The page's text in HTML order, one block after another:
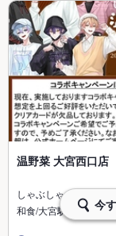
温野菜 大宮西口店
しゃぶしゃぶ 肉 食べ
和食/大宮駅
今